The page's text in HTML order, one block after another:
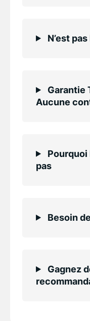
N’est
Garantie
Aucune
pas
Besoin
Gagnez